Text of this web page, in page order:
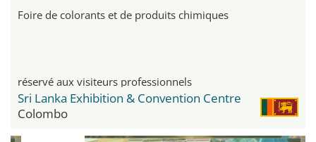
Foire de colorants et de produits chimiques
réservé aux visiteurs professionnels
Sri Lanka Exhibition & Convention Centre
Colombo